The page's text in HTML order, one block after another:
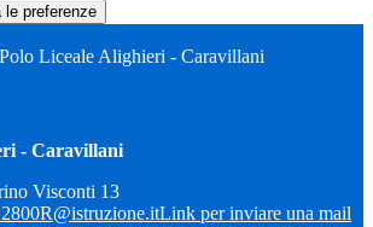
le preferenze
Polo Liceale Alighieri - Caravillani
- Caravillani
Visconti 13
Link per inviare una mail